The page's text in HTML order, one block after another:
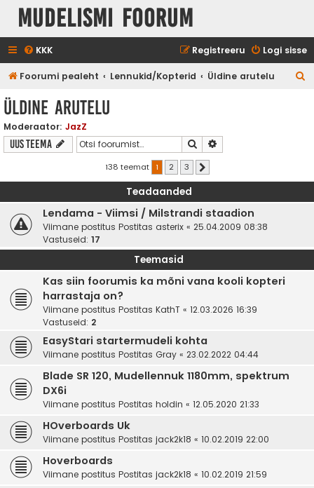
Mudelismi foorum
KKK Logi sisse
Registreeru
Foorumi pealeht Lennukid/Kopterid Üldine arutelu
Üldine arutelu
Moderaator: JazZ
Uus teema Otsi
138 teemat 1 2 3
Teadaanded
Lendama - Viimsi / Milstrandi staadion
Viimane postitus Postitas asterix « 25.04.2009 08:38
Vastuseid: 17
Teemasid
Kas siin foorumis ka mõni vana kooli kopteri
harrastaja on?
Viimane postitus Postitas KathT « 12.03.2026 16:39
Vastuseid: 2
EasyStari startermudeli kohta
Viimane postitus Postitas Gray « 23.02.2022 04:44
Blade SR 120, Mudellennuk 1180mm, spektrum
DX6i
Viimane postitus Postitas holdin « 12.05.2020 21:33
HOverboards Uk
Viimane postitus Postitas jack2k18 « 10.02.2019 22:00
Hoverboards
Viimane postitus Postitas jack2k18 « 10.02.2019 21:59